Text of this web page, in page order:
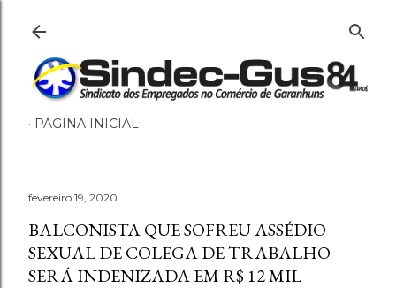
PÁGINA INICIAL
fevereiro 19, 2020
BALCONISTA QUE SOFREU ASSÉDIO
SEXUAL DE COLEGA DE TRABALHO
SERÁ INDENIZADA EM R$ 12 MIL